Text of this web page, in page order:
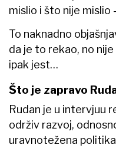
mislio i što nije mislio
To naknadno
da je to rekao, no
ipak jest…
Što je zapravo
Rudan je u intervjuu
održiv razvoj,
uravnotežena